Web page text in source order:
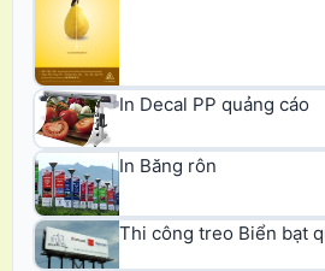
In Decal PP quảng cáo
In Băng rôn
Thi công treo Biển bạt